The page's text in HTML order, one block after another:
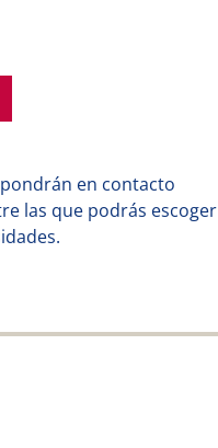
en contacto
las que podrás escoger